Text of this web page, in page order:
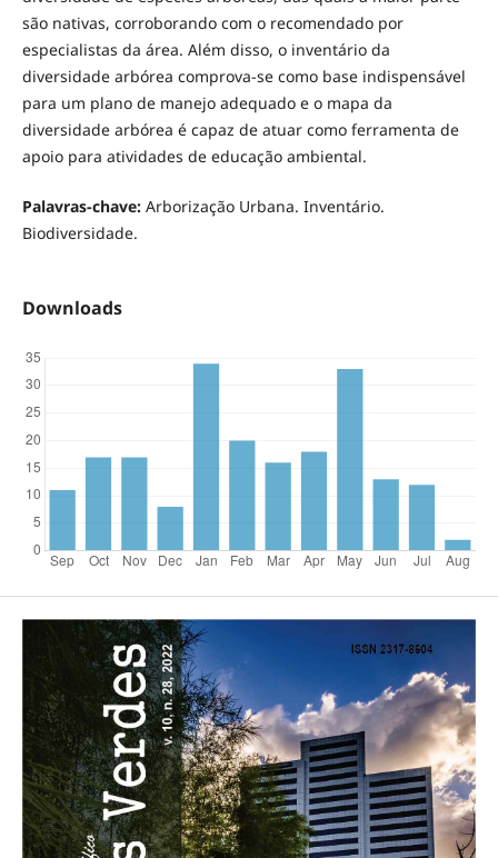
são nativas, corroborando com o recomendado por
especialistas da área. Além disso, o inventário da
diversidade arbórea comprova-se como base indispensável
para um plano de manejo adequado e o mapa da
diversidade arbórea é capaz de atuar como ferramenta de
apoio para atividades de educação ambiental.
Palavras-chave:Arborização Urbana. Inventário.
Biodiversidade.
Downloads